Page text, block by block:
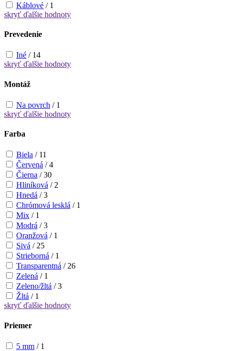
Káblové / 1
skryť ďalšie hodnoty
Prevedenie
Iné / 14
skryť ďalšie hodnoty
Montáž
Na povrch / 1
skryť ďalšie hodnoty
Farba
Biela / 11
Červená / 4
Čierna / 30
Hliníková / 2
Hnedá / 3
Chrómová lesklá / 1
Mix / 1
Modrá / 3
Oranžová / 1
Sivá / 25
Strieborná / 1
Transparentná / 26
Zelená / 1
Zeleno/žltá / 3
Žltá / 1
skryť ďalšie hodnoty
Priemer
5 mm / 1